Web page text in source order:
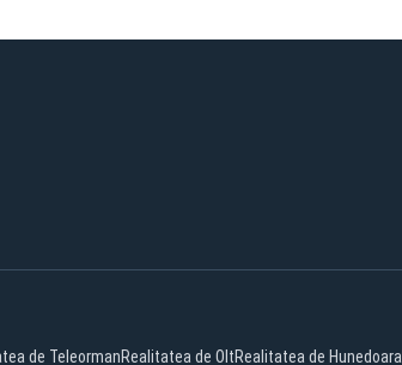
de TeleormanRealitatea de OltRealitatea de Hunedoara